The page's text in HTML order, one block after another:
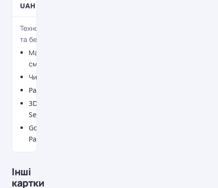
UAH
Технології
та безпека
Магнітна
смужка
Чип
PayPass
3D
Secure
Google
Pay
Інші
картки